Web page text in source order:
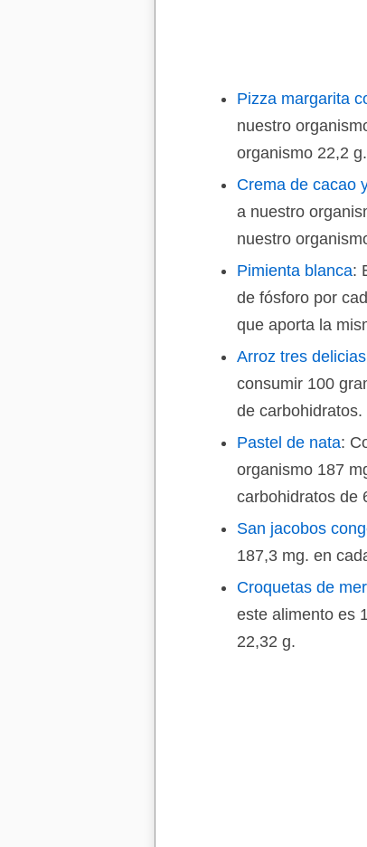
Pizza margarita
nuestro
organismo 22,2
Crema de cacao
a nuestro
nuestro
Pimienta blanca:
de fósforo por
que aporta la
Arroz tres
consumir 100
de carbohidratos.
Pastel de nata:
organismo 187
carbohidratos de
San jacobos
187,3 mg. en
Croquetas de
este alimento es
22,32 g.